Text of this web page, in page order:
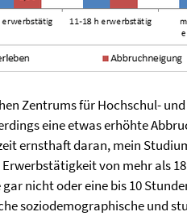
Zentrums für Hochschul-
eine etwas erhöhte
ernsthaft daran, mein
von mehr als
nicht oder eine bis 10
soziodemographische und